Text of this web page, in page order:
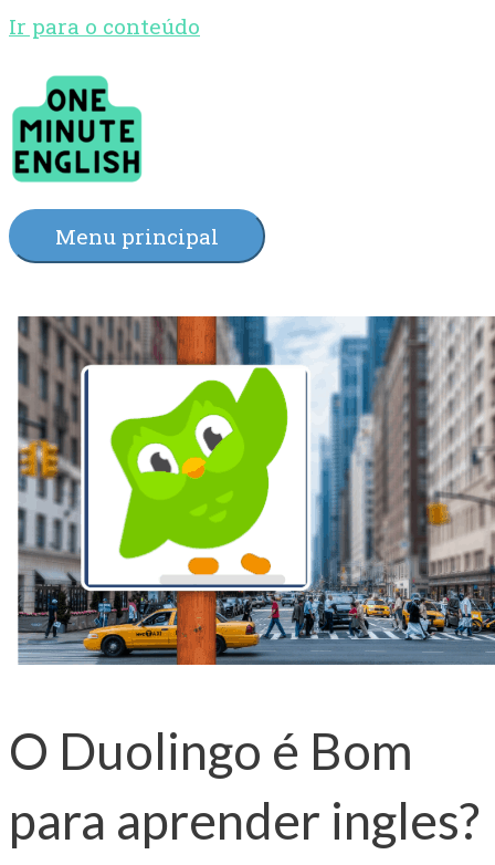
Ir para o conteúdo
Menu principal
O Duolingo é Bom
para aprender ingles?